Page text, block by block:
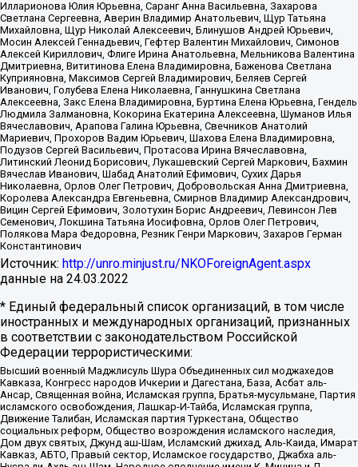
Илларионова Юлия Юрьевна, Саранг Анна Васильевна, Захарова
Светлана Сергеевна, Аверин Владимир Анатольевич, Щур Татьяна
Михайловна, Щур Николай Алексеевич, Блинушов Андрей Юрьевич,
Мосин Алексей Геннадьевич, Гефтер Валентин Михайлович, Симонов
Алексей Кириллович, Флиге Ирина Анатольевна, Мельникова Валентина
Дмитриевна, Вититинова Елена Владимировна, Баженова Светлана
Куприяновна, Максимов Сергей Владимирович, Беляев Сергей
Иванович, Голубева Елена Николаевна, Ганнушкина Светлана
Алексеевна, Закс Елена Владимировна, Буртина Елена Юрьевна, Гендель
Людмила Залмановна, Кокорина Екатерина Алексеевна, Шуманов Илья
Вячеславович, Арапова Галина Юрьевна, Свечников Анатолий
Мариевич, Прохоров Вадим Юрьевич, Шахова Елена Владимировна,
Подузов Сергей Васильевич, Протасова Ирина Вячеславовна,
Литинский Леонид Борисович, Лукашевский Сергей Маркович, Бахмин
Вячеслав Иванович, Шабад Анатолий Ефимович, Сухих Дарья
Николаевна, Орлов Олег Петрович, Добровольская Анна Дмитриевна,
Королева Александра Евгеньевна, Смирнов Владимир Александрович,
Вицин Сергей Ефимович, Золотухин Борис Андреевич, Левинсон Лев
Семенович, Локшина Татьяна Иосифовна, Орлов Олег Петрович,
Полякова Мара Федоровна, Резник Генри Маркович, Захаров Герман
Константинович
Источник: http://unro.minjust.ru/NKOForeignAgent.aspx
данные на 24.03.2022
* Единый федеральный список организаций, в том числе
иностранных и международных организаций, признанных
в соответствии с законодательством Российской
Федерации террористическими:
Высший военный Маджлисуль Шура Объединенных сил моджахедов
Кавказа, Конгресс народов Ичкерии и Дагестана, База, Асбат аль-
Ансар, Священная война, Исламская группа, Братья-мусульмане, Партия
исламского освобождения, Лашкар-И-Тайба, Исламская группа,
Движение Талибан, Исламская партия Туркестана, Общество
социальных реформ, Общество возрождения исламского наследия,
Дом двух святых, Джунд аш-Шам, Исламский джихад, Аль-Каида, Имарат
Кавказ, АБТО, Правый сектор, Исламское государство, Джабха аль-